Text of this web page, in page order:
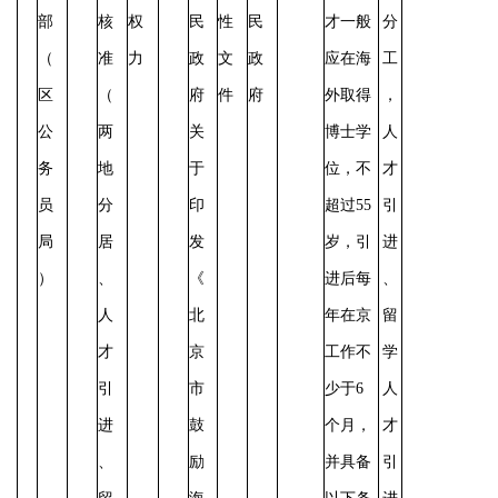
部
（
区
公
务
员
局
）
核
准
（
两
地
分
居
人
才
引
进
权
力
民
政
府
关
于
印
发
《
北
京
市
鼓
励
性
文
件
民
政
府
才一般
应在海
外取得
博士学
位，不
超过55
岁，引
进后每
年在京
工作不
少于6
个月，
并具备
分
工
，
人
才
引
进
留
学
人
才
引